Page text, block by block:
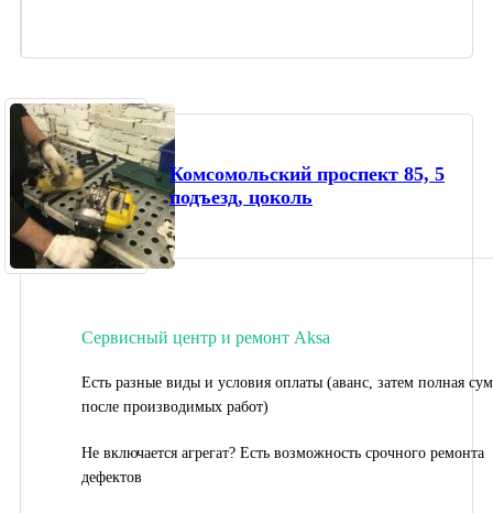
Комсомольский проспект 85, 5
подъезд, цоколь
Сервисный центр и ремонт Aksa
Есть разные виды и условия оплаты (аванс, затем полная
после производимых работ)
Не включается агрегат? Есть возможность срочного ремонта
дефектов